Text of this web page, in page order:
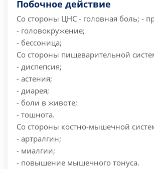
Побочное действие
Со стороны ЦНС - головная боль; -
- головокружение;
- бессоница;
Со стороны пищеварительной
- диспепсия;
- астения;
- диарея;
- боли в животе;
- тошнота.
Со стороны костно-мышечной
- артралгин;
- миалгии;
- повышение мышечного тонуса.